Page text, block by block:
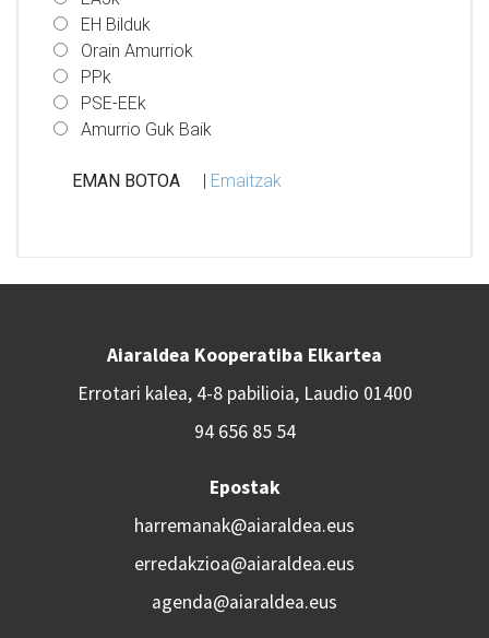
EH Bilduk
Orain Amurriok
PPk
PSE-EEk
Amurrio Guk Baik
| Emaitzak
Aiaraldea Kooperatiba Elkartea
Errotari kalea, 4-8 pabilioia, Laudio 01400
94 656 85 54
Epostak
harremanak@aiaraldea.eus
erredakzioa@aiaraldea.eus
agenda@aiaraldea.eus